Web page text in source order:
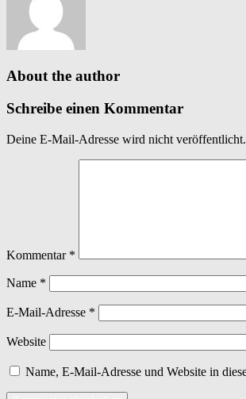
About the author
Schreibe einen Kommentar
Deine E-Mail-Adresse wird nicht veröffentlicht.
Kommentar *
Name *
E-Mail-Adresse *
Website
Name, E-Mail-Adresse und Website in